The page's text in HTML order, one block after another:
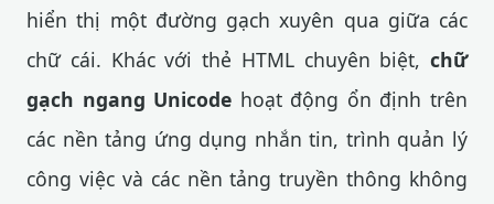
hiển thị một đường gạch xuyên qua giữa các
chữ cái. Khác với thẻ HTML chuyên biệt, chữ
gạch ngang Unicode hoạt động ổn định trên
các nền tảng ứng dụng nhắn tin, trình quản lý
công việc và các nền tảng truyền thông không